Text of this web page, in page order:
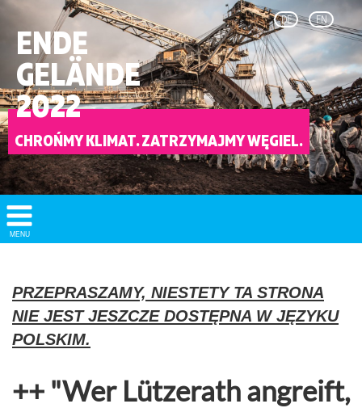
DE EN
ENDE
GELÄNDE
2022
CHROŃMY KLIMAT. ZATRZYMAJMY WĘGIEL.
Show/
Hide
MENU
PRZEPRASZAMY, NIESTETY TA STRONA
NIE JEST JESZCZE DOSTĘPNA W JĘZYKU
POLSKIM.
++ "Wer Lützerath angreift,